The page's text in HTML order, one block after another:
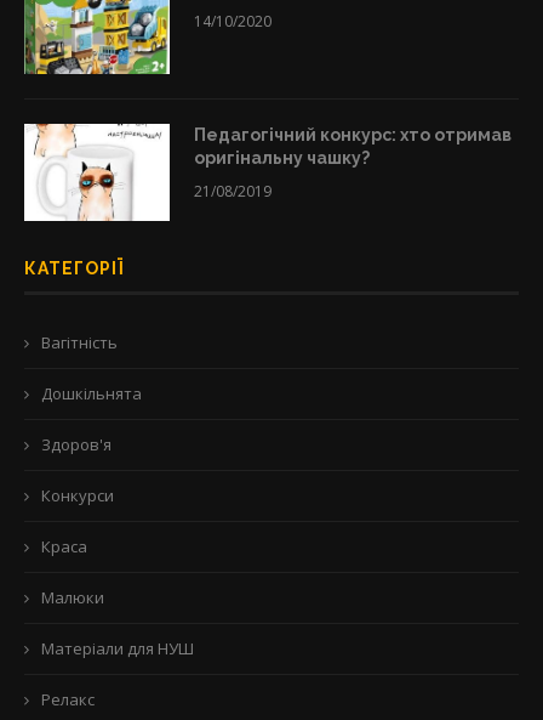
14/10/2020
Педагогічний конкурс: хто отримав
оригінальну чашку?
21/08/2019
КАТЕГОРІЇ
Вагітність
Дошкільнята
Здоров'я
Конкурси
Краса
Малюки
Матеріали для НУШ
Релакс